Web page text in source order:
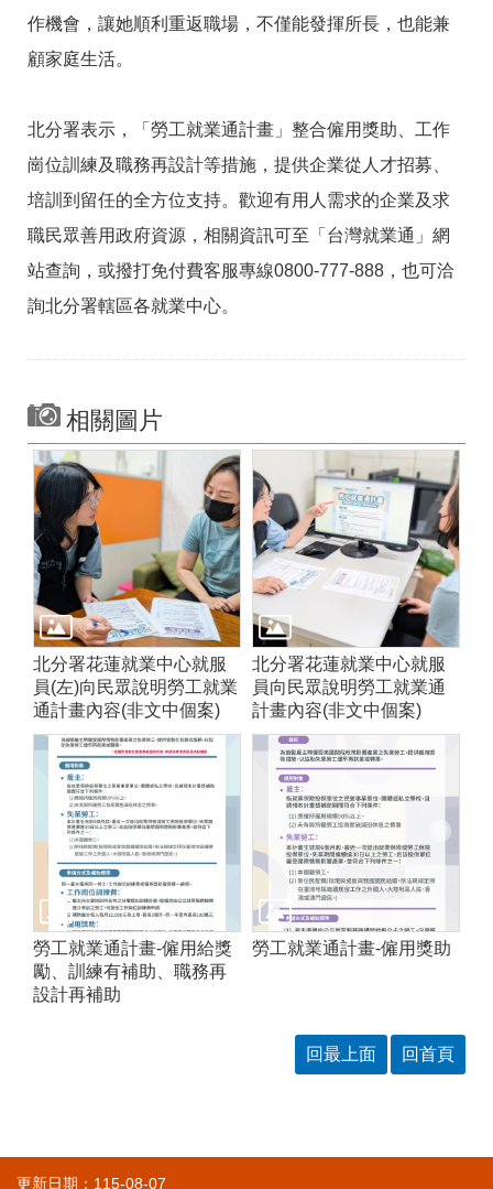
作機會，讓她順利重返職場，不僅能發揮所長，也能兼
顧家庭生活。
北分署表示，「勞工就業通計畫」整合僱用獎助、工作
崗位訓練及職務再設計等措施，提供企業從人才招募、
培訓到留任的全方位支持。歡迎有用人需求的企業及求
職民眾善用政府資源，相關資訊可至「台灣就業通」網
站查詢，或撥打免付費客服專線0800-777-888，也可洽
詢北分署轄區各就業中心。
相關圖片
北分署花蓮就業中心就服
員(左)向民眾說明勞工就業
通計畫內容(非文中個案)
北分署花蓮就業中心就服
員向民眾說明勞工就業通
計畫內容(非文中個案)
勞工就業通計畫-僱用給獎
勵、訓練有補助、職務再
設計再補助
勞工就業通計畫-僱用獎助
回最上面 回首頁
更新日期：115-08-07